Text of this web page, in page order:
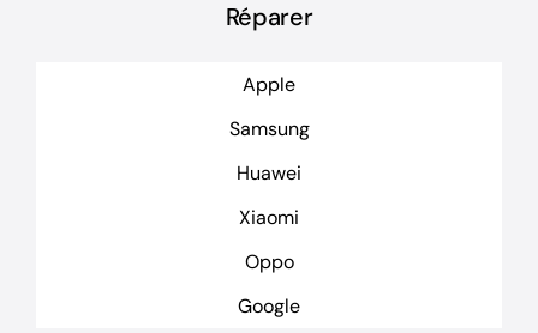
Réparer
Apple
Samsung
Huawei
Xiaomi
Oppo
Google